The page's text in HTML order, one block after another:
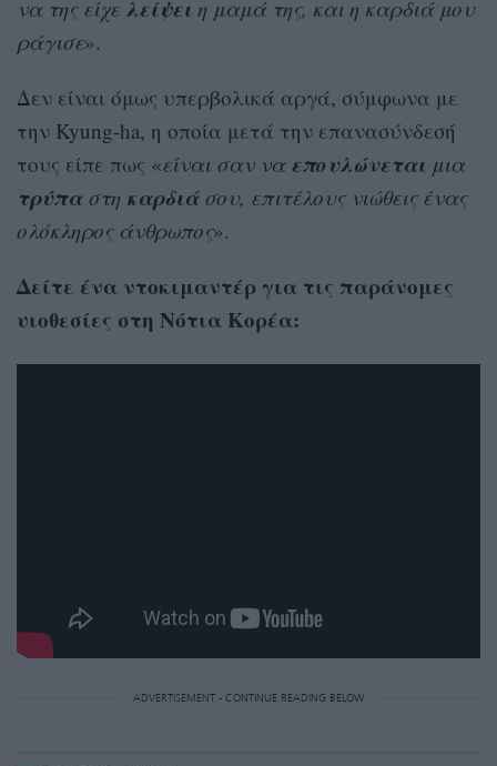
να της είχε λείψει η μαμά της, και η καρδιά μου
ράγισε».
Δεν είναι όμως υπερβολικά αργά, σύμφωνα με
την Kyung-ha, η οποία μετά την επανασύνδεσή
τους είπε πως «είναι σαν να επουλώνεται μια
τρύπαστη καρδιάσου, επιτέλους νιώθεις ένας
ολόκληρος άνθρωπος».
Δείτε ένα ντοκιμαντέρ για τις παράνομες
υιοθεσίες στη Νότια Κορέα:
ADVERTISEMENT - CONTINUE READING BELOW